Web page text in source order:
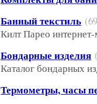
Банный текстиль
Килт Парео интернет-
Бондарные изделия
Каталог бондарных
Термометры, часы